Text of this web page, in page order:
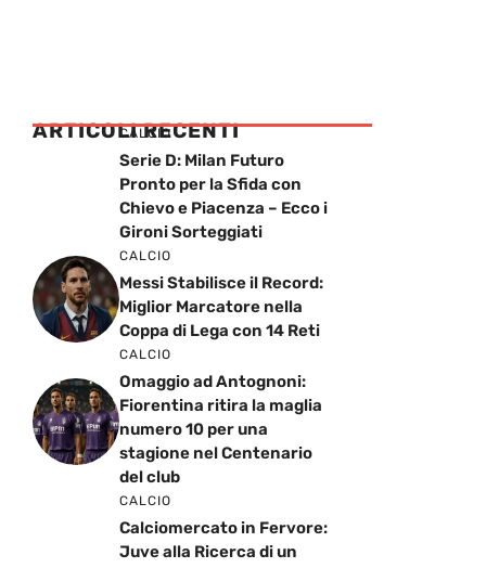
ARTICOLI RECENTI
CALCIO
Serie D: Milan Futuro
Pronto per la Sfida con
Chievo e Piacenza – Ecco i
Gironi Sorteggiati
CALCIO
Messi Stabilisce il Record:
Miglior Marcatore nella
Coppa di Lega con 14 Reti
CALCIO
Omaggio ad Antognoni:
Fiorentina ritira la maglia
numero 10 per una
stagione nel Centenario
del club
CALCIO
Calciomercato in Fervore:
Juve alla Ricerca di un